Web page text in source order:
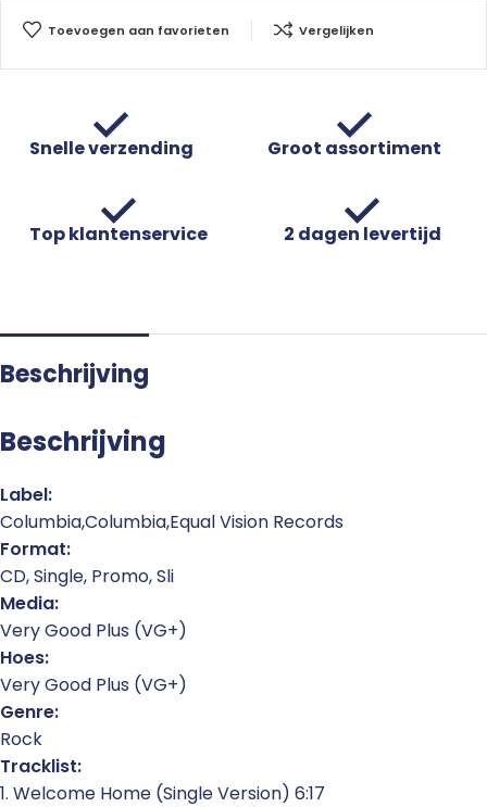
Toevoegen aan favorieten Vergelijken
Snelle verzending Groot assortiment
Top klantenservice 2 dagen levertijd
Beschrijving
Beschrijving
Label:
Columbia,Columbia,Equal Vision Records
Format:
CD, Single, Promo, Sli
Media:
Very Good Plus (VG+)
Hoes:
Very Good Plus (VG+)
Genre:
Rock
Tracklist:
1. Welcome Home (Single Version) 6:17